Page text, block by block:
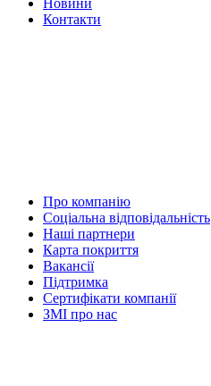
Новини
Контакти
Про компанію
Соціальна відповідальність
Наші партнери
Карта покриття
Вакансії
Підтримка
Сертифікати компанії
ЗМІ про нас